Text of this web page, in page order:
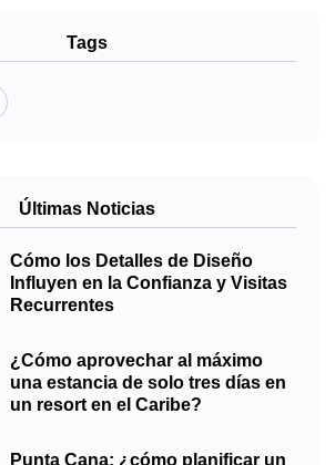
Tags
Últimas Noticias
Cómo los Detalles de Diseño
Influyen en la Confianza y Visitas
Recurrentes
¿Cómo aprovechar al máximo
una estancia de solo tres días en
un resort en el Caribe?
Punta Cana: ¿cómo planificar un